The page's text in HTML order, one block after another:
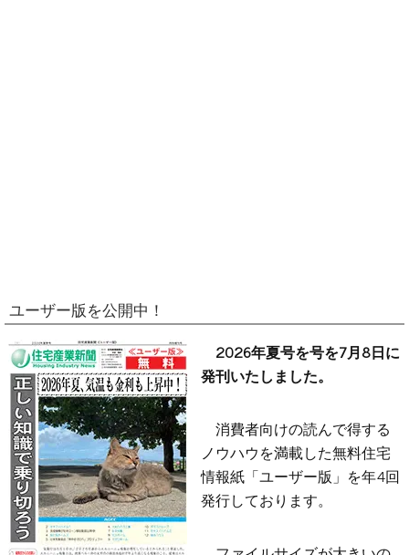
ユーザー版を公開中！
2026年夏号を号を7月8日に
発刊いたしました。
消費者向けの読んで得する
ノウハウを満載した無料住宅
情報紙「ユーザー版」を年4回
発行しております。